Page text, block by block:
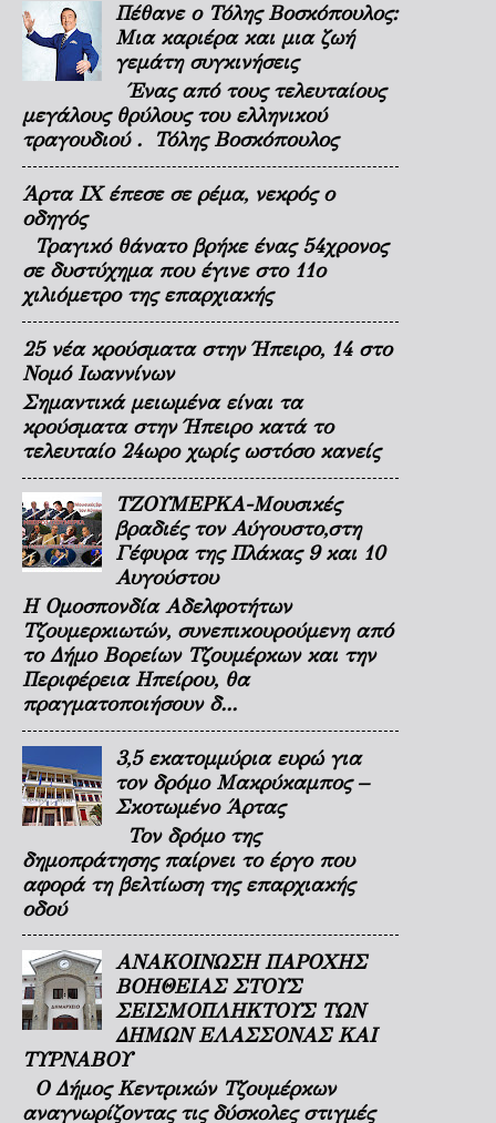
Πέθανε ο Τόλης Βοσκόπουλος:
Μια καριέρα και μια ζωή
γεμάτη συγκινήσεις
Ένας από τους τελευταίους
μεγάλους θρύλους του ελληνικού
τραγουδιού . Τόλης Βοσκόπουλος
Άρτα ΙΧ έπεσε σε ρέμα, νεκρός ο
οδηγός
Τραγικό θάνατο βρήκε ένας 54χρονος
σε δυστύχημα που έγινε στο 11ο
χιλιόμετρο της επαρχιακής
25 νέα κρούσματα στην Ήπειρο, 14 στο
Νομό Ιωαννίνων
Σημαντικά μειωμένα είναι τα
κρούσματα στην Ήπειρο κατά το
τελευταίο 24ωρο χωρίς ωστόσο κανείς
ΤΖΟΥΜΕΡΚΑ-Μουσικές
βραδιές τον Αύγουστο,στη
Γέφυρα της Πλάκας 9 και 10
Αυγούστου
Η Ομοσπονδία Αδελφοτήτων
Τζουμερκιωτών, συνεπικουρούμενη από
το Δήμο Βορείων Τζουμέρκων και την
Περιφέρεια Ηπείρου, θα
πραγματοποιήσουν δ...
3,5 εκατομμύρια ευρώ για
τον δρόμο Μακρύκαμπος –
Σκοτωμένο Άρτας
Τον δρόμο της
δημοπράτησης παίρνει το έργο που
αφορά τη βελτίωση της επαρχιακής
οδού
ΑΝΑΚΟΙΝΩΣΗ ΠΑΡΟΧΗΣ
ΒΟΗΘΕΙΑΣ ΣΤΟΥΣ
ΣΕΙΣΜΟΠΛΗΚΤΟΥΣ ΤΩΝ
ΔΗΜΩΝ ΕΛΑΣΣΟΝΑΣ ΚΑΙ
ΤΥΡΝΑΒΟΥ
Ο Δήμος Κεντρικών Τζουμέρκων
αναγνωρίζοντας τις δύσκολες στιγμές